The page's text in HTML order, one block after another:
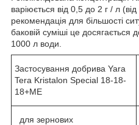
варіюється від 0,5 до 2 г / л
рекомендація для більшості
баковій суміші це
1000 л води.
Застосування добрива Yara
Tera Kristalon Special 18-18-
18+МЕ
для зернових